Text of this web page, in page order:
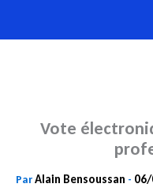
au
Vote
ParAlain Bensoussan -